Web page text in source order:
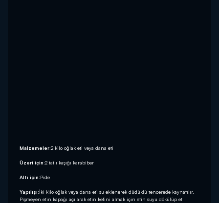
Malzemeler:2 kilo oğlak eti veya dana eti
Üzeri için:2 tatlı kaşığı karabiber
Altı için:Pide
Yapılışı:İki kilo oğlak veya dana eti su eklenerek düdüklü tencerede kaynatılır.
Pişmeyen etin kapağı açılarak etin kefini almak için etin suyu dökülüp et